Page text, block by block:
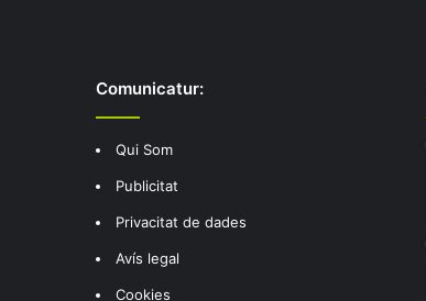
Comunicatur:
Qui Som
Publicitat
Privacitat de dades
Avís legal
Cookies